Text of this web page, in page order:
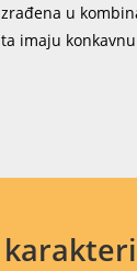
u
imaju